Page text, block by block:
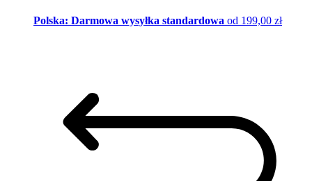
Polska: Darmowa wysyłka standardowa od 199,00 zł